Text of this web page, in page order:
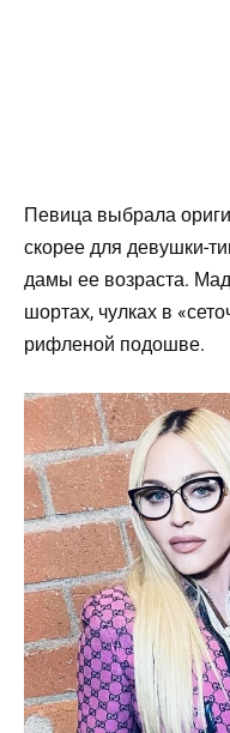
Певица выбрала
скорее для девушки-
дамы ее возраста.
шортах, чулках в
рифленой подошве.